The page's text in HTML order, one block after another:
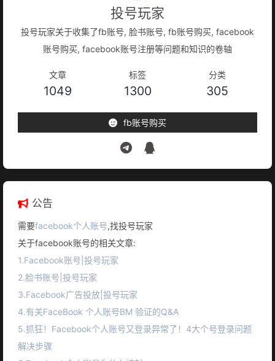
投号玩家
投号玩家关于收集了fb账号, 脸书账号, fb账号购买, facebook
账号购买, facebook账号注册等问题和知识的卷轴
文章
1049
标签
1300
分类
305
fb账号购买
公告
需要facebook个人账号,找投号玩家
关于facebook账号的相关文章:
1.Facebook账号|投号玩家
2.脸书账号|投号玩家
3.Facebook广告投放|投号玩家
4.有关FaceBook 个人账号BM 验证的Q&A
5.抓狂！Facebook个人账号又登录异常了！4大个号登录问题
解决步骤